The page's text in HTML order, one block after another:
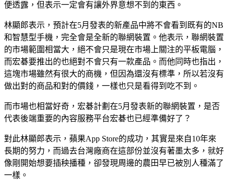
便透露，但表示一定會有讓外界意想不到的東西。
林顯郎表示，預計在5月發表的新產品中將不會看到既有的NB
和智慧型手機，完全會是全新的聯網裝置。他表示，聯網裝置
的市場範圍相當大，絕不會只是現在市場上關注的平板電腦，
而宏碁要推出的也絕對不會只有一款產品。而他同時也指出，
這塊市場雖然有很大的商機，但因為還沒有標準，所以若沒有
做出對的商品和對的價錢，一樣也只是看得到吃不到。
而市場也相當好奇，宏碁計劃在5月發表新的聯網裝置，是否
代表後端重要的內容服務平台宏碁也已經準備好了？
對此林顯郎表示，蘋果App Store的成功，其實是來自10年來
長期的努力，而過去台灣廠商在這部份並沒有著墨太多，就好
像剛開始想要插秧播種，卻發現周邊的農田早已被別人種滿了
一樣。